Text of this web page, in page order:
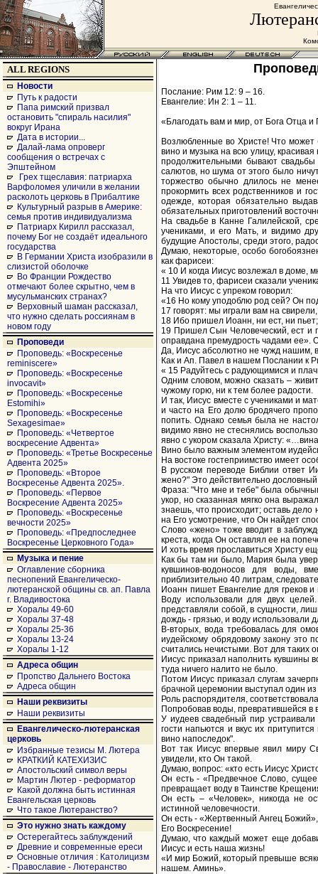
ALL REGIONS
Новости
Путь к радости
Папа римский призвал
остановить "спираль насилия"
вокруг Ирана
Дата в истории...
Далай-лама опроверг
сообщения о встречах с
Эпштейном
Грех тщеславия: патриарха
Варфоломея уличили в желании
расколоть церковь в Прибалтике
Культурный разрыв в Америке:
семья против индивидуализма
Патриарх Кирилл рассказал,
почему Бог не создаёт идеального
государства
В Германии Христа изобразили в
слизистой оболочке
Во Франции Рождество
отмечают более скрытно, чем в
мусульманских странах?
Верховный шаман рассказал,
что нужно сделать россиянам в
новом году
Проповеди
Проповедь: «Воскресенье
reminiscere»
Проповедь: «Воскресенье
invocavit»
Проповедь: «Воскресенье
Estomihi»
Проповедь: «Воскресенье
Sexagesimae»
Проповедь: «Четвертое
воскресение Адвента»
Проповедь: «Третье Воскресенье
Адвента 2025»
Проповедь: «Второе
Воскресенье Адвента 2025».
Проповедь: «Первое
Воскресение Адвента 2025»
Проповедь: «Воскресенье
вечности 2025»
Проповедь: «Предпоследнее
Воскресенье Церковного Года»
Музыка и пение
Оглавление сборника
песнопений Евангелическо-
лютеранской общины св. ап. Павла
г. Владивостока
Хоралы 49-60
Хоралы 37-48
Хоралы 25-36
Хоралы 13-24
Хоралы 1-12
Адреса общин
Пропство Дальнего Востока
Адреса общин
Наши реквизиты
Наши реквизиты
Евангелическо-лютеранская
церковь
Избранные тезисы М. Лютера
КРАТКИЙ КАТЕХИЗИС
Апостольский символ веры
Мартин Лютер - реформатор
Какой должна быть истинная
Евангельская церковь
Что такое Лютеранство?
Это нужно знать каждому
Остерегайтесь заблуждений
Древние и современные ереси
Основные отличия : Католицизм
- Православие - Лютеранство
Послание: Рим 12: 9 – 16.
Евангелие: Ин 2: 1 – 11.
«Благодать вам и мир, от Бога Отца
Возлюбленные во Христе! Что может
вино и музыка на всю улицу,
продолжительными бывают
салютов, но шума от этого было
торжество обычно длилось не
прокормить всех родственников и
одежде, которая обязательно
обязательных приготовлений
На свадьбе в Канне Галилейской,
учениками, и его Мать, и видимо
будущие Апостолы, среди этого,
Думаю, некоторые, особо
как фарисеи:
« 10 И когда Иисус возлежал в доме,
11 Увидев то, фарисеи сказали
На что Иисус с упреком говорил:
«16 Но кому уподоблю род сей? Он
17 говорят: мы играли вам на
18 Ибо пришел Иоанн, ни ест, ни
19 Пришел Сын Человеческий, ест и
оправдана премудрость чадами ее».
Да, Иисус абсолютно не чужд нашим,
Как и Ап. Павел в нашем Послании к
« 15 Радуйтесь с радующимися и
Одним словом, можно сказать –
чужому горю, ни к тем более радости.
И так, Иисус вместе с учениками и
и часто на Его долю бродячего
попить. Однако семья была не
видимо явно не стеснялись
явно с укором сказала Христу:
Вино было важным элементом
На востоке гостеприимство имеет
В русском переводе Библии ответ
жено?" Это действительно
Фраза: "Что мне и тебе" была
укор, но сказанная мягко она
знаешь, что происходит; оставь
на Его усмотрение, что Он найдет
Слово «жено» тоже вводит в
креста, когда Он оставлял ее на
И хоть время прославиться Христу
Как бы там ни было, Мария была
кувшинов-водоносов для воды,
приблизительно 40 литрам,
Иоанн пишет Евангелие для греков
Воду использовали для двух
представляли собой, в сущности,
дождь - грязью, и воду использовали
В-вторых, вода требовалась для
иудейскому обрядовому закону это
считались нечистыми. Вот для таких
Иисус приказал наполнить кувшины
туда ничего налито не было.
Потом Иисус приказал слугам
брачной церемонии выступал один из
Роль распорядителя,
Попробовав воды, превратившейся в
У иудеев свадебный пир
гости напьются и вкус их
вино напоследок".
Вот так Иисус впервые явил миру
увидели, кто Он такой.
Думаю, вопрос: «кто есть Иисус
Он есть - «Предвечное Слово,
превращает воду в Таинстве
Он есть – «Человек», никогда не
истинной человечности.
Он есть - «Жертвенный Ангец
Его Воскресение!
Думаю, что каждый может еще
Иисус и есть наша жизнь!
«И мир Божий, который превыше
нашем. Аминь».